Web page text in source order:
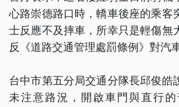
心路崇德路口時，轎車後座的乘客
士反應不及摔車，所幸只是輕傷無
反《道路交通管理處罰條例》對汽
台中市第五分局交通分隊長邱俊皓
未注意路況，開啟車門與直行